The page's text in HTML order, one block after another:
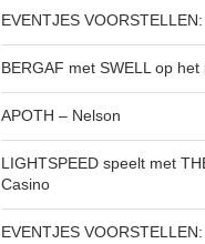
EVENTJES
BERGAF met SWELL op het
APOTH – Nelson
LIGHTSPEED speelt met
Casino
EVENTJES